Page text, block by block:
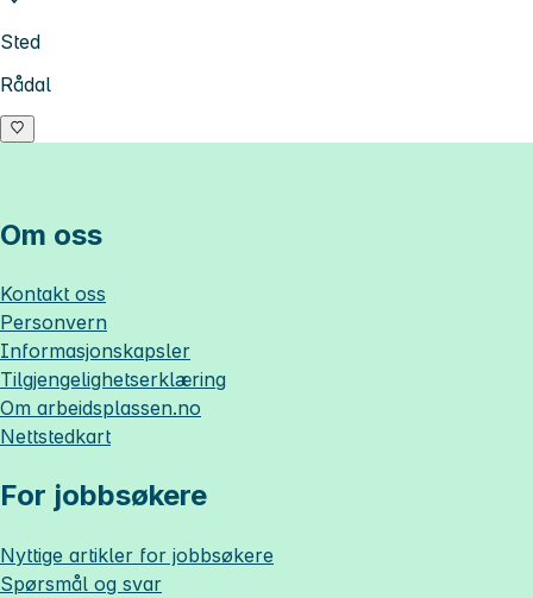
Sted
Rådal
Om oss
Kontakt oss
Personvern
Informasjonskapsler
Tilgjengelighetserklæring
Om arbeidsplassen.no
Nettstedkart
For jobbsøkere
Nyttige artikler for jobbsøkere
Spørsmål og svar